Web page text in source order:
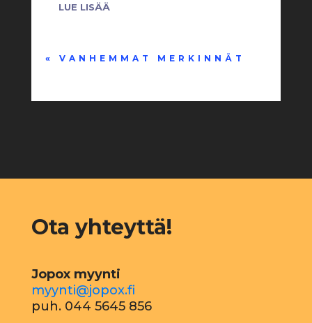
LUE LISÄÄ
« VANHEMMAT MERKINNÄT
Ota yhteyttä!
Jopox myynti
myynti@jopox.fi
puh. 044 5645 856